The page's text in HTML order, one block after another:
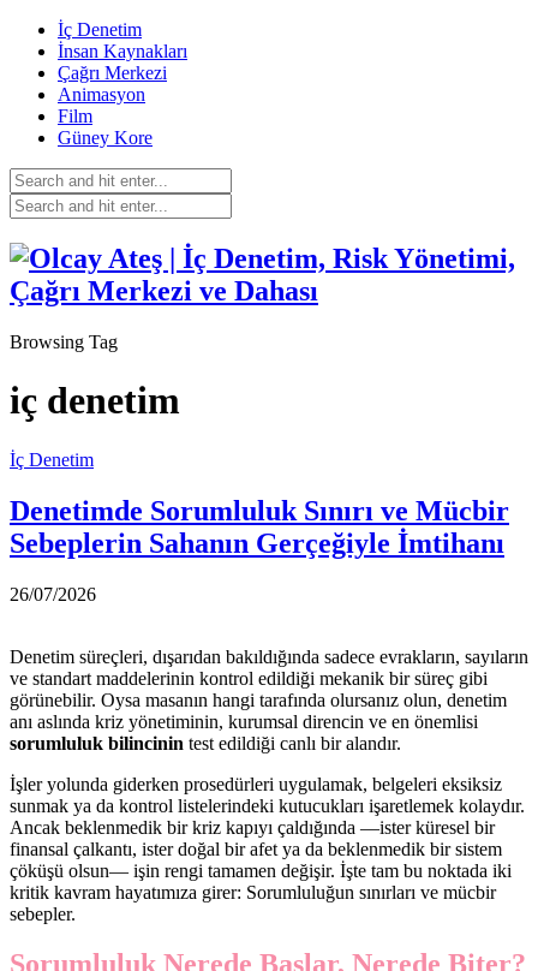
İç Denetim
İnsan Kaynakları
Çağrı Merkezi
Animasyon
Film
Güney Kore
Browsing Tag
iç denetim
İç Denetim
Denetimde Sorumluluk Sınırı ve Mücbir
Sebeplerin Sahanın Gerçeğiyle İmtihanı
26/07/2026
Denetim süreçleri, dışarıdan bakıldığında sadece evrakların, sayıların
ve standart maddelerinin kontrol edildiği mekanik bir süreç gibi
görünebilir. Oysa masanın hangi tarafında olursanız olun, denetim
anı aslında kriz yönetiminin, kurumsal direncin ve en önemlisi
sorumluluk bilincinin test edildiği canlı bir alandır.
İşler yolunda giderken prosedürleri uygulamak, belgeleri eksiksiz
sunmak ya da kontrol listelerindeki kutucukları işaretlemek kolaydır.
Ancak beklenmedik bir kriz kapıyı çaldığında —ister küresel bir
finansal çalkantı, ister doğal bir afet ya da beklenmedik bir sistem
çöküşü olsun— işin rengi tamamen değişir. İşte tam bu noktada iki
kritik kavram hayatımıza girer: Sorumluluğun sınırları ve mücbir
sebepler.
Sorumluluk Nerede Başlar, Nerede Biter?